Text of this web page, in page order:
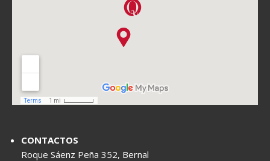
CONTACTOS
Roque Sáenz Peña 352, Bernal